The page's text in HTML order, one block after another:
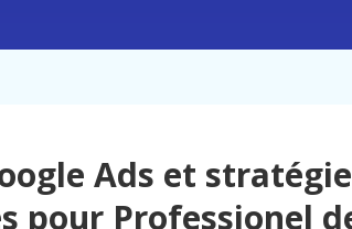
Ads et
pour Professionel